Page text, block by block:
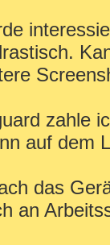
zahle
auf dem
das
an